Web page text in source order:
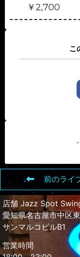
￥2,700
こ
前のライ
店舗 Jazz Spot
愛知県名古屋市中区
サンマルコビルB1
営業時間